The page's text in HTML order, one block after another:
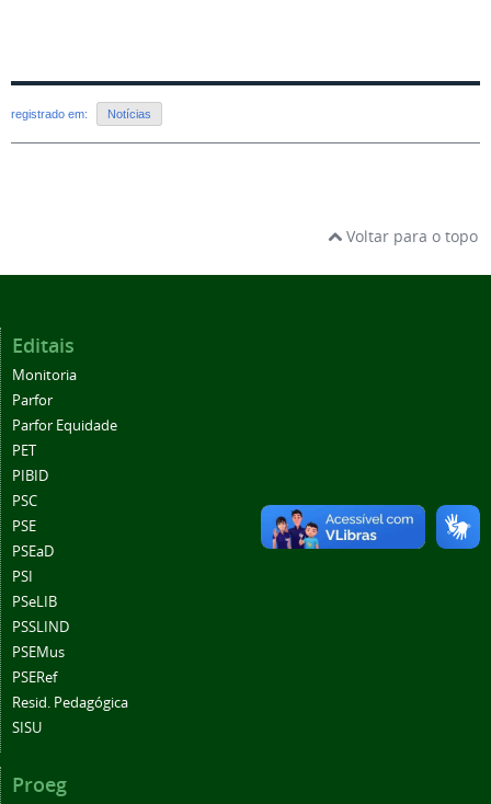
registrado em: Notícias
Voltar para o topo
Editais
Monitoria
Parfor
Parfor Equidade
PET
PIBID
PSC
PSE
PSEaD
PSI
PSeLIB
PSSLIND
PSEMus
PSERef
Resid. Pedagógica
SISU
Proeg